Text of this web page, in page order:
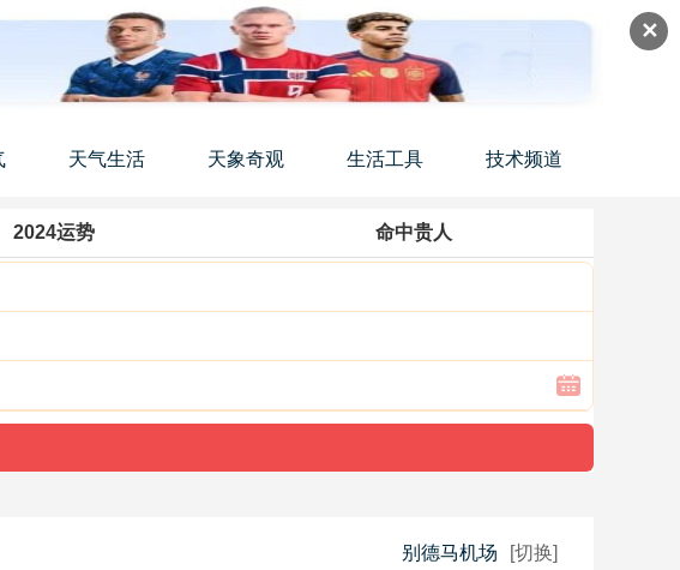
✕
天气生活 天象奇观 生活工具 技术频道
2024运势 命中贵人
别德马机场 [切换]